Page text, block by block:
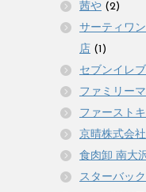
茜や (2)
サーティワ
店 (1)
セブンイレ
ファミリー
ファースト
京晴株式会社
食肉卸 南大
スターバッ